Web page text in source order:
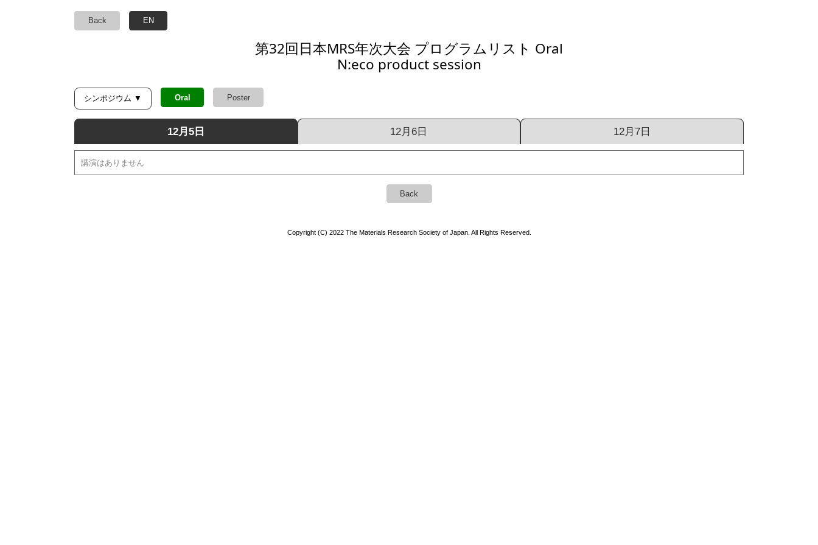
Back EN
第32回日本MRS年次大会 プログラムリスト Oral
N:eco product session
シンポジウム ▼ Oral Poster
12月5日 12月6日 12月7日
講演はありません
Back
Copyright (C) 2022 The Materials Research Society of Japan. All Rights Reserved.